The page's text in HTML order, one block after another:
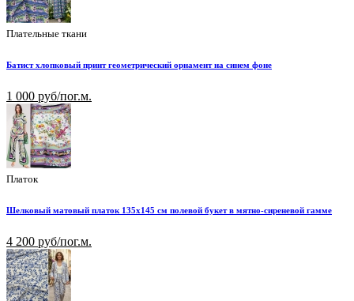
Плательные ткани
Батист хлопковый принт геометрический орнамент на синем фоне
1 000 руб/пог.м.
Платок
Шелковый матовый платок 135х145 см полевой букет в мятно-сиреневой гамме
4 200 руб/пог.м.